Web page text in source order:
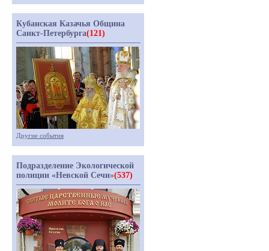
Кубанская Казачья Община
Санкт-Петербурга(121)
Другие события
Подразделение Экологической
полиции «Невской Сечи»(537)